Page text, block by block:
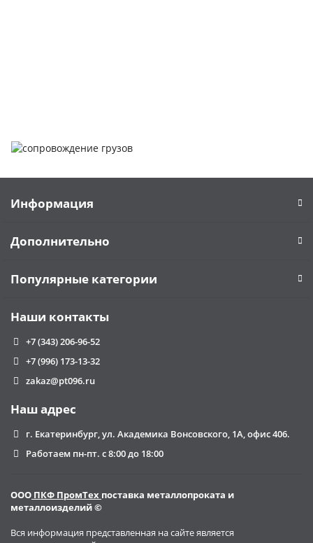
Информация
Дополнительно
Популярные категории
Наши контакты
+7 (343) 206-96-52
+7 (996) 173-13-32
zakaz@pt096.ru
Наш адрес
г. Екатеринбург, ул. Академика Вонсовского, 1А, офис 406.
Работаем пн-пт. с 8:00 до 18:00
ООО ПКФ ПромТех поставка металлопроката и
металлоизделий ©
Вся информация представленная на сайте является